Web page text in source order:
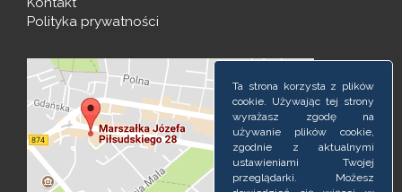
Polityka prywatności
Ta strona korzysta z plików
cookie. Używając tej strony
wyrażasz zgodę na
używanie plików cookie,
zgodnie z aktualnymi
ustawieniami Twojej
przeglądarki. Możesz